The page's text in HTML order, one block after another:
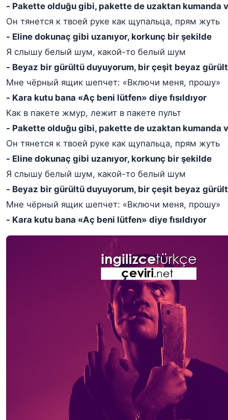
- Pakette olduğu gibi, pakette de uzaktan kumanda
Он тянется к твоей руке как щупальца, прям жуть
- Eline dokunaç gibi uzanıyor, korkunç bir şekilde
Я слышу белый шум, какой-то белый шум
- Beyaz bir gürültü duyuyorum, bir çeşit beyaz
Мне чёрный ящик шепчет: «Включи меня, прошу»
- Kara kutu bana «Aç beni lütfen» diye fısıldıyor
Как в пакете жмур, лежит в пакете пульт
- Pakette olduğu gibi, pakette de uzaktan kumanda
Он тянется к твоей руке как щупальца, прям жуть
- Eline dokunaç gibi uzanıyor, korkunç bir şekilde
Я слышу белый шум, какой-то белый шум
- Beyaz bir gürültü duyuyorum, bir çeşit beyaz
Мне чёрный ящик шепчет: «Включи меня, прошу»
- Kara kutu bana «Aç beni lütfen» diye fısıldıyor